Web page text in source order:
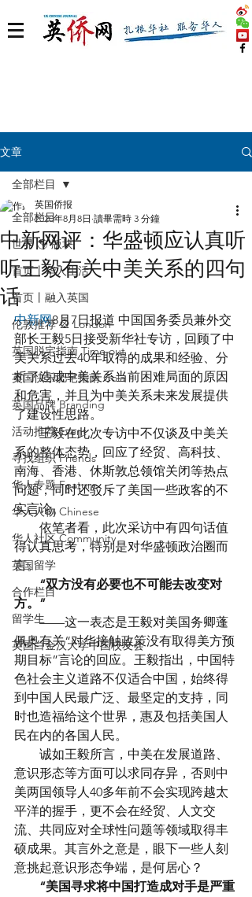
文章
全部栏目
世界 🌎 版块
首页丨华人生活
首页丨融入英国
伦敦推荐 🎡 London
英国脱宅指南 Time out
英国快乐肥宅指南 Cola
英国品牌 Branding
活动推荐 Event
寻找组织 Friends
华人专题 Feature
华人人物 Chinese
华人社区 Community
英国留学
合作栏目
留学生
英国白金汉大学中国校友会
全部栏目
中新网评：华盛顿应认真听
听王毅有关中美关系的四句
话
英国侨报
2020年8月8日 讀畢需時 3 分鐘
中新网8月7日报道 中国国务委员兼外交
部长王毅5日接受新华社专访，回顾了中
美关系过去40年取得的成果和经验、分
析了造成中美关系当前困难局面的原因
和危害，并且为中美关系未来发展提供
了建设性思路。
王毅在此次专访中不仅谈及中美关
系的整体态势，回应了经贸、高科技、
南海、香港、休斯敦总领馆关闭等热点
问题，同时还驳斥了美国一些政客的不
实言论。
依笔者看，此次采访中有四句话值
得认真思考，特别是对华盛顿政治圈而
言。
“双方没有必要也不可能去改变对
方。”
——这一表态是王毅对美国务卿蓬
佩奥有关“对华接触政策没有取得美方预
期目标”言论的回应。王毅指出，中国特
色社会主义道路不仅适合中国，始终得
到中国人民最广泛、最坚定的支持，同
时也造福给这个世界，惠及包括美国人
民在内的各国人民。
诚如王毅所言，中美在发展道路、
意识形态等方面可以求同存异，否则中
美两国领导人40多年前不会实现跨越太
平洋的握手，更不会在经贸、人文交
流、共同应对全球性问题等领域取得丰
硕成果。其言外之意是，眼下一些人刻
意挑起意识形态争端，是何居心？
“美国寻求将中国打造成对手是严重